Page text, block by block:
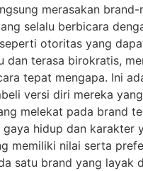
merasakan
selalu berbicara
otoritas yang
terasa birokratis,
tepat mengapa. Ini
versi diri mereka
melekat pada brand
hidup dan karakter
memiliki nilai serta
satu brand yang